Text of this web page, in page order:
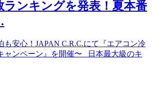
ランキングを発表！夏本番
も安心！JAPAN C.R.C.にて『エアコン冷
ャンペーン』を開催〜 日本最大級のキ